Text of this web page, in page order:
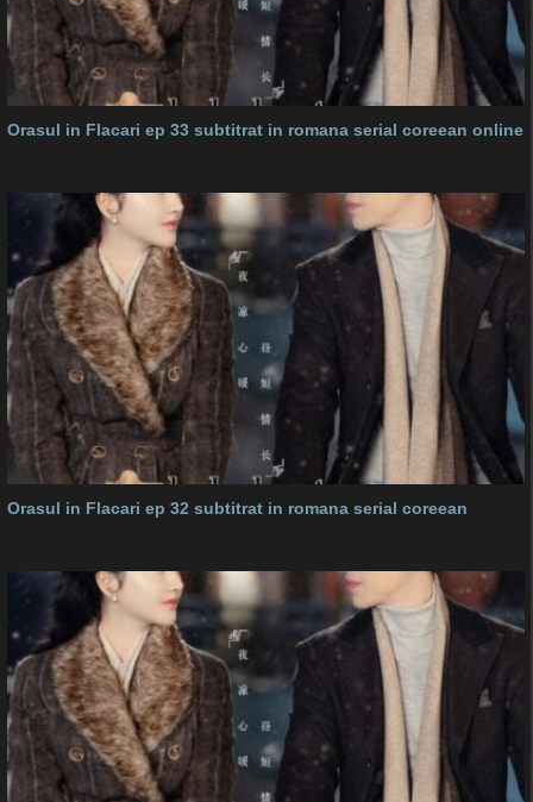
Orasul in Flacari ep 33 subtitrat in romana serial coreean online
Orasul in Flacari ep 32 subtitrat in romana serial coreean